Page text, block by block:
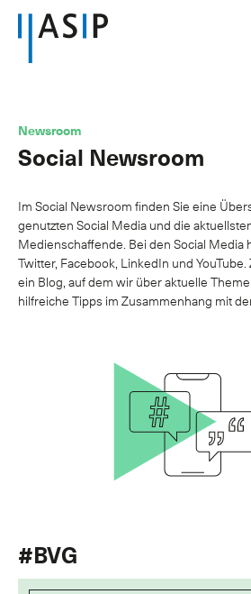
Kontakt de
Verband
Dienstleistungen
Mitgliedschaft
Wissen
Newsroom
Newsroom
Social Newsroom
Im Social Newsroom finden Sie eine
genutzten Social Media und die
Medienschaffende. Bei den Social Media
Twitter, Facebook, LinkedIn und
ein Blog, auf dem wir über aktuelle
hilfreiche Tipps im Zusammenhang mit
#BVG